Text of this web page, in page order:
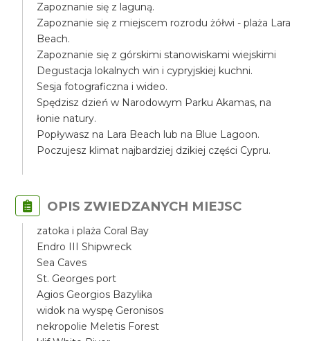
Zapoznanie się z laguną.
Zapoznanie się z miejscem rozrodu żółwi - plaża Lara
Beach.
Zapoznanie się z górskimi stanowiskami wiejskimi
Degustacja lokalnych win i cypryjskiej kuchni.
Sesja fotograficzna i wideo.
Spędzisz dzień w Narodowym Parku Akamas, na
łonie natury.
Popływasz na Lara Beach lub na Blue Lagoon.
Poczujesz klimat najbardziej dzikiej części Cypru.
OPIS ZWIEDZANYCH MIEJSC
zatoka i plaża Coral Bay
Endro III Shipwreck
Sea Caves
St. Georges port
Agios Georgios Bazylika
widok na wyspę Geronisos
nekropolie Meletis Forest